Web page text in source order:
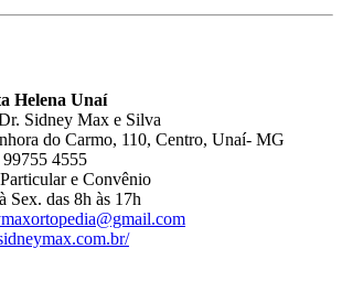
Helena Unaí
Sidney Max e Silva
do Carmo, 110, Centro, Unaí- MG
4555
e Convênio
Sex. das 8h às 17h